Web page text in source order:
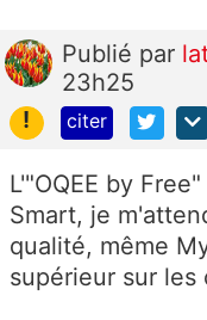
Publié par
23h25
!
citer
L'"OQEE by
Smart, je
qualité, même
supérieur sur les